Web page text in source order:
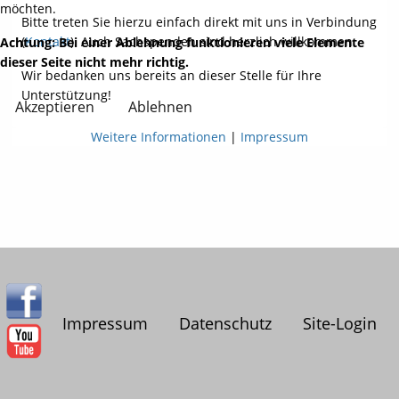
Bitte treten Sie hierzu einfach direkt mit uns in Verbindung
(Kontakt). Auch Sachspenden sind herzlich willkommen.
Wir bedanken uns bereits an dieser Stelle für Ihre
Unterstützung!
Impressum Datenschutz Site-Login
möchten.
Achtung: Bei einer Ablehnung funktionieren viele Elemente
dieser Seite nicht mehr richtig.
Akzeptieren Ablehnen
Weitere Informationen | Impressum